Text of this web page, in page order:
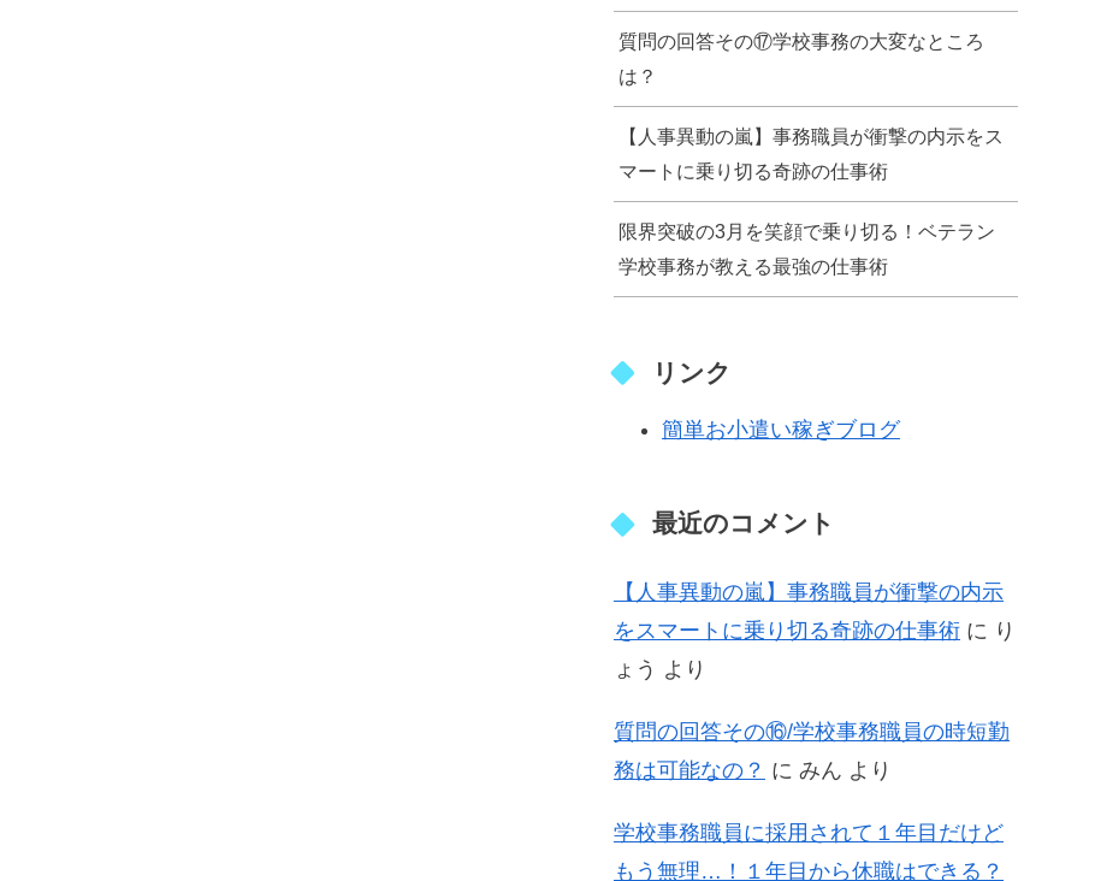
質問の回答その⑰学校事務の大変なところ
は？
【人事異動の嵐】事務職員が衝撃の内示をス
マートに乗り切る奇跡の仕事術
限界突破の3月を笑顔で乗り切る！ベテラン
学校事務が教える最強の仕事術
リンク
簡単お小遣い稼ぎブログ
最近のコメント
【人事異動の嵐】事務職員が衝撃の内示
をスマートに乗り切る奇跡の仕事術 に り
ょう より
質問の回答その⑯/学校事務職員の時短勤
務は可能なの？ に みん より
学校事務職員に採用されて１年目だけど
もう無理…！１年目から休職はできる？